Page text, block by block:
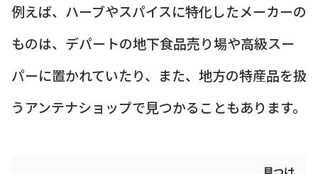
例えば、ハーブやスパイスに特化したメーカーの
ものは、デパートの地下食品売り場や高級スー
パーに置かれていたり、また、地方の特産品を扱
うアンテナショップで見つかることもあります。